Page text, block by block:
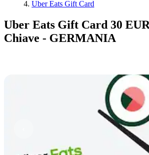
Uber Eats Gift Card
Uber Eats Gift Card 30
Chiave - GERMANIA